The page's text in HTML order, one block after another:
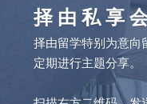
择 由 私 享
择由留学特别为意向
定期进行主题分享。